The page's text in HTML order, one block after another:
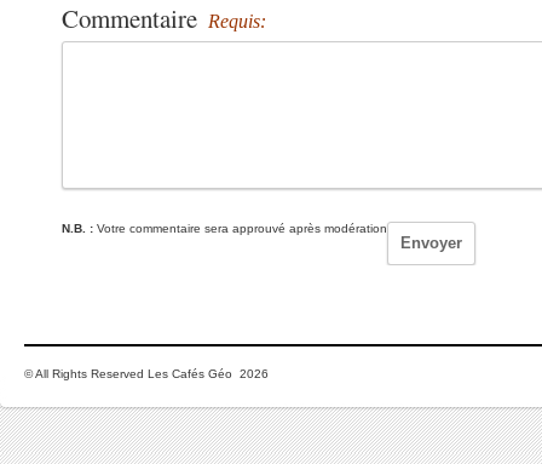
Commentaire Requis:
N.B. : Votre commentaire sera approuvé après modération
© All Rights Reserved Les Cafés Géo 2026